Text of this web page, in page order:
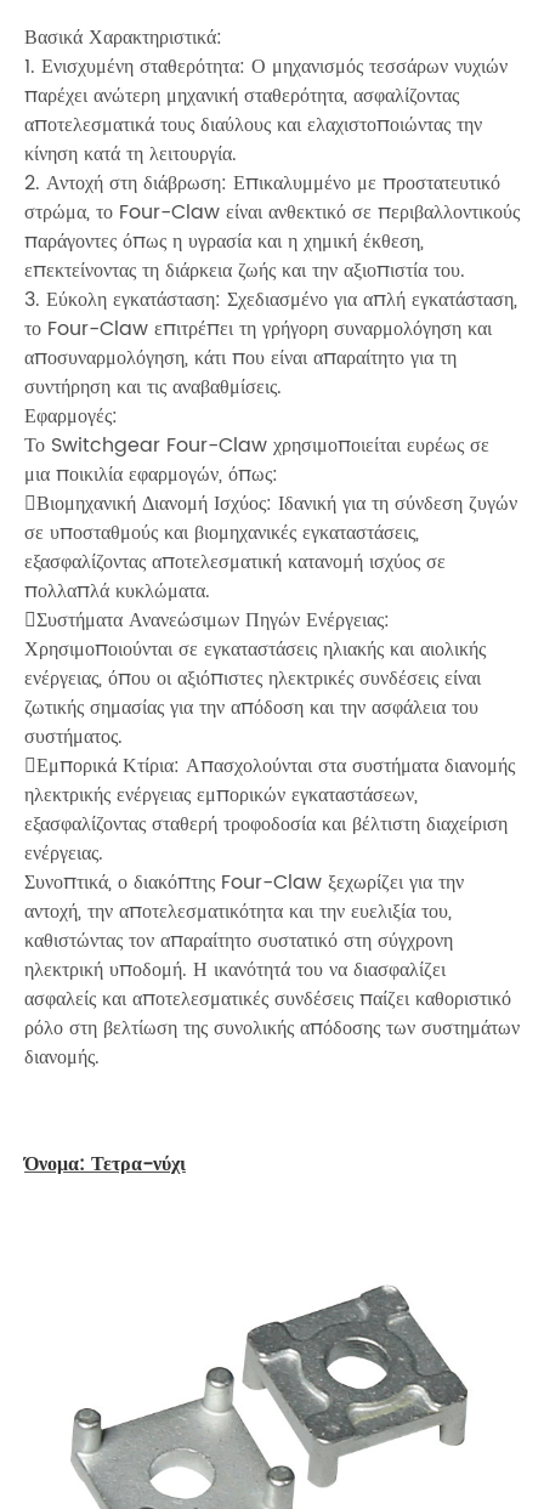
Βασικά Χαρακτηριστικά:
1. Ενισχυμένη σταθερότητα: Ο μηχανισμός τεσσάρων νυχιών
παρέχει ανώτερη μηχανική σταθερότητα, ασφαλίζοντας
αποτελεσματικά τους διαύλους και ελαχιστοποιώντας την
κίνηση κατά τη λειτουργία.
2. Αντοχή στη διάβρωση: Επικαλυμμένο με προστατευτικό
στρώμα, το Four-Claw είναι ανθεκτικό σε περιβαλλοντικούς
παράγοντες όπως η υγρασία και η χημική έκθεση,
επεκτείνοντας τη διάρκεια ζωής και την αξιοπιστία του.
3. Εύκολη εγκατάσταση: Σχεδιασμένο για απλή εγκατάσταση,
το Four-Claw επιτρέπει τη γρήγορη συναρμολόγηση και
αποσυναρμολόγηση, κάτι που είναι απαραίτητο για τη
συντήρηση και τις αναβαθμίσεις.
Εφαρμογές:
Το Switchgear Four-Claw χρησιμοποιείται ευρέως σε
μια ποικιλία εφαρμογών, όπως:
Βιομηχανική Διανομή Ισχύος: Ιδανική για τη σύνδεση ζυγών
σε υποσταθμούς και βιομηχανικές εγκαταστάσεις,
εξασφαλίζοντας αποτελεσματική κατανομή ισχύος σε
πολλαπλά κυκλώματα.
Συστήματα Ανανεώσιμων Πηγών Ενέργειας:
Χρησιμοποιούνται σε εγκαταστάσεις ηλιακής και αιολικής
ενέργειας, όπου οι αξιόπιστες ηλεκτρικές συνδέσεις είναι
ζωτικής σημασίας για την απόδοση και την ασφάλεια του
συστήματος.
Εμπορικά Κτίρια: Απασχολούνται στα συστήματα διανομής
ηλεκτρικής ενέργειας εμπορικών εγκαταστάσεων,
εξασφαλίζοντας σταθερή τροφοδοσία και βέλτιστη διαχείριση
ενέργειας.
Συνοπτικά, ο διακόπτης Four-Claw ξεχωρίζει για την
αντοχή, την αποτελεσματικότητα και την ευελιξία του,
καθιστώντας τον απαραίτητο συστατικό στη σύγχρονη
ηλεκτρική υποδομή. Η ικανότητά του να διασφαλίζει
ασφαλείς και αποτελεσματικές συνδέσεις παίζει καθοριστικό
ρόλο στη βελτίωση της συνολικής απόδοσης των συστημάτων
διανομής.
Όνομα: Τετρα-νύχι